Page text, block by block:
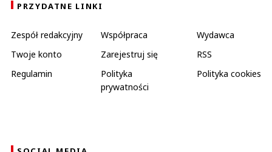
PRZYDATNE LINKI
Zespół redakcyjny Współpraca
Wydawca
Twoje konto
Zarejestruj się
RSS
Regulamin
Polityka
prywatności
Polityka cookies